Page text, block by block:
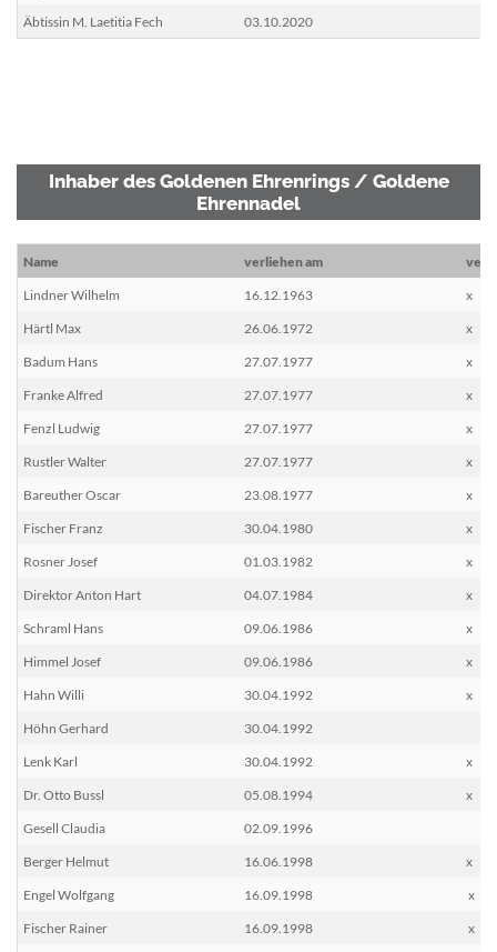
Äbtissin M. Laetitia Fech
03.10.2020
Inhaber des Goldenen Ehrenrings / Goldene
Ehrennadel
Name verliehen am
Lindner Wilhelm
16.12.1963
x
Härtl Max
26.06.1972
x
Badum Hans
27.07.1977
x
Franke Alfred
27.07.1977
x
Fenzl Ludwig
27.07.1977
x
Rustler Walter
27.07.1977
x
Bareuther Oscar
23.08.1977
x
Fischer Franz
30.04.1980
x
Rosner Josef
01.03.1982
x
Direktor Anton Hart
04.07.1984
x
Schraml Hans
09.06.1986
x
Himmel Josef
09.06.1986
x
Hahn Willi
30.04.1992
x
Höhn Gerhard
30.04.1992
Lenk Karl
30.04.1992
x
Dr. Otto Bussl
05.08.1994
x
Gesell Claudia
02.09.1996
Berger Helmut
16.06.1998
x
Engel Wolfgang
16.09.1998
x
Fischer Rainer
16.09.1998
x